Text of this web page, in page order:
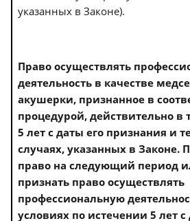
указанных в Законе).
Право осуществлять
деятельность в качестве
акушерки, признанное в
процедурой, действительно в
5 лет с даты его признания и
случаях, указанных в Законе.
право на следующий период
признать право осуществлять
профессиональную
условиях по истечении 5 лет с